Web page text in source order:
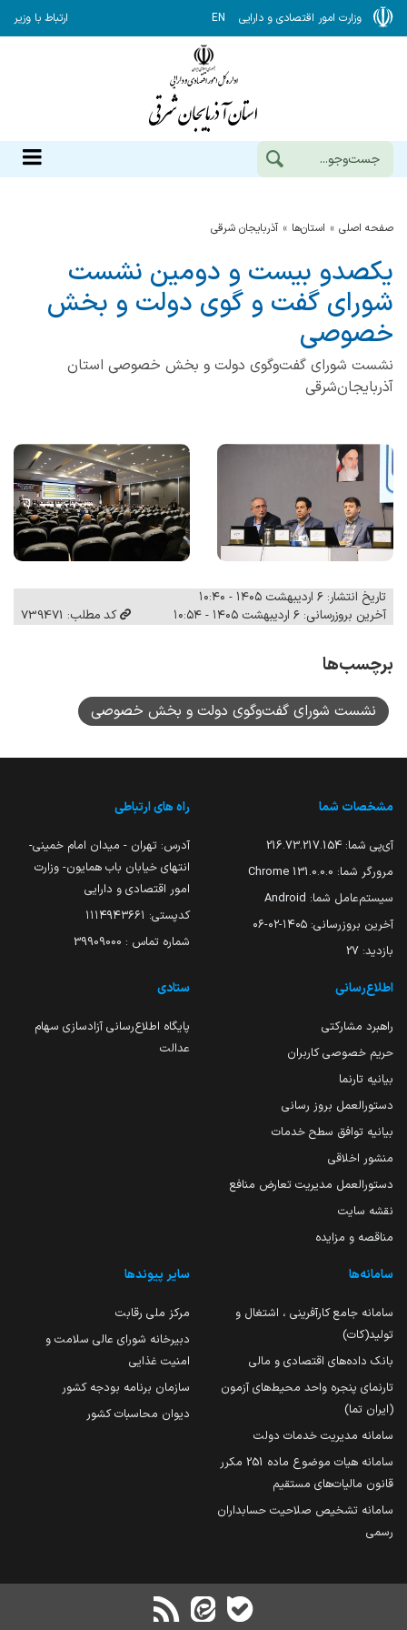
وزارت امور اقتصادی و دارایی EN ارتباط با وزیر
صفحه اصلی استان‌ها آذربايجان شرقي
یکصدو بیست و دومین نشست
شورای گفت و گوی دولت و بخش
خصوصی
نشست شورای گفت‌وگوی دولت و بخش خصوصی استان
آذربایجان‌شرقی
تاریخ انتشار: ۶ اردیبهشت ۱۴۰۵ - ۱۰:۴۰
آخرین بروزرسانی: ۶ اردیبهشت ۱۴۰۵ - ۱۰:۵۴
کد مطلب: 739471
برچسب‌ها
نشست شورای گفت‌وگوی دولت و بخش خصوصی
مشخصات شما
آی‌پی شما: 216.73.217.154
مرورگر شما: 131.0.0.0 Chrome
سیستم‌عامل شما: Android
آخرین بروزرسانی: ۱۴۰۵-۰۲-۰۶
بازدید: 27
راه های ارتباطی
آدرس: تهران - میدان امام خمینی-
انتهای خیابان باب همایون- وزارت
امور اقتصادی و دارایی
کدپستی: ۱۱۱۴۹۴۳۶۶۱
شماره تماس : 39909000
اطلاع‌رسانی
راهبرد مشارکتی
حریم خصوصی کاربران
بیانیه تارنما
دستورالعمل بروز رسانی
بیانیه توافق سطح خدمات
منشور اخلاقی
دستورالعمل مدیریت تعارض منافع
نقشه سایت
مناقصه و مزایده
ستادی
پایگاه اطلاع‌رسانی آزادسازی سهام
عدالت
سامانه‌ها
سامانه جامع کارآفرینی ، اشتغال و
تولید(کات)
بانک داده‌های اقتصادی و مالی
تارنمای پنجره واحد محیط‌های آزمون
(ایران تما)
سامانه مدیریت خدمات دولت
سامانه هیات موضوع ماده 251 مکرر
قانون مالیات‌های مستقیم
سامانه تشخیص صلاحیت حسابداران
رسمی
سایر پیوندها
مرکز ملی رقابت
دبیرخانه شورای عالی سلامت و
امنیت غذایی
سازمان برنامه بودجه کشور
دیوان محاسبات کشور